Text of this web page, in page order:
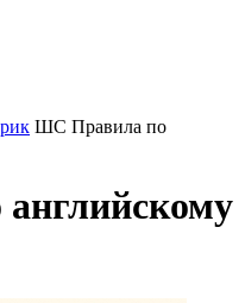
ШС Правила по